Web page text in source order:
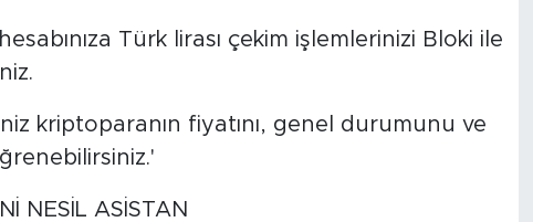
Türk lirası çekim işlemlerinizi Bloki ile
kriptoparanın fiyatını, genel durumunu ve
NESİL ASİSTAN